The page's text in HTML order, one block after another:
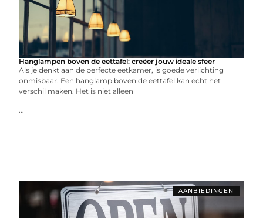
Hanglampen boven de eettafel: creëer jouw ideale sfeer
Als je denkt aan de perfecte eetkamer, is goede verlichting
onmisbaar. Een hanglamp boven de eettafel kan echt het
verschil maken. Het is niet alleen
...
AANBIEDINGEN